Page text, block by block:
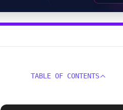
TABLE OF CONTENTS